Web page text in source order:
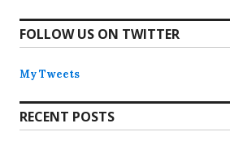
FOLLOW US ON TWITTER
My Tweets
RECENT POSTS